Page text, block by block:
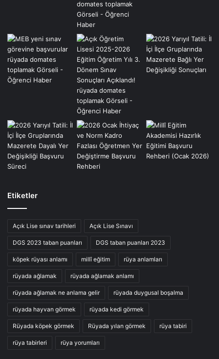
Etiketler
Açık Lise sınav tarihleri Açık Lise Sınavı
DGS 2023 taban puanları DGS taban puanları 2023
köpek rüyası anlamı millî eğitim rüya anlamları
rüyada ağlamak rüyada ağlamak anlamı
rüyada ağlamak ne anlama gelir rüyada duygusal boşalma
rüyada hayvan görmek rüyada kedi görmek
Rüyada köpek görmek Rüyada yılan görmek rüya tabiri
rüya tabirleri rüya yorumları